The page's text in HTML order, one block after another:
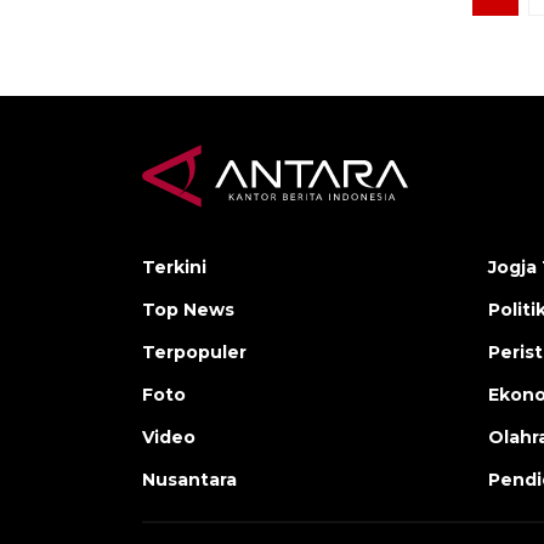
Terkini
Top News
Terpopuler
Foto
Video
Nusantara
Jogja